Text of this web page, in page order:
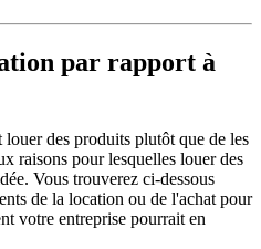
par rapport à
louer des produits plutôt que de les
raisons pour lesquelles louer des
Vous trouverez ci-dessous
de la location ou de l'achat pour
votre entreprise pourrait en